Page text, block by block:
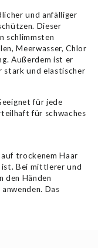
und anfälliger
Dieser
schlimmsten
Meerwasser, Chlor
Außerdem ist er
stark und elastischer
für jede
für schwaches
trockenem Haar
ist. Bei mittlerer und
den Händen
Das